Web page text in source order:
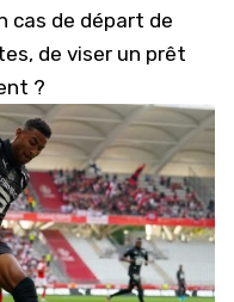
cas de départ de
de viser un prêt
?